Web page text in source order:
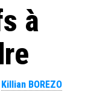
à
Killian BOREZO